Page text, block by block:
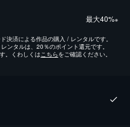
最⼤40%※
決済による作品の購入 / レンタルです。
ンタルは、20％のポイント還元です。
。くわしくはこちらをご確認ください。